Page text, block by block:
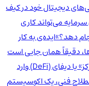
دیجیتال خود در کیف
می‌تواند کاری
دهد؟»ایده‌ی به کار
دقیقاً همان جایی است
که دنیای هیجان‌انگیز «امور مالی غیرمتمرکز» یا دیفای (DeFi) وارد
فنی، یک اکوسیستم